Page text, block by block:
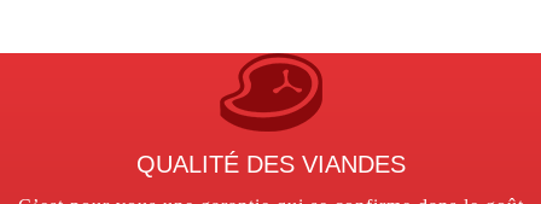
QUALITÉ DES VIANDES